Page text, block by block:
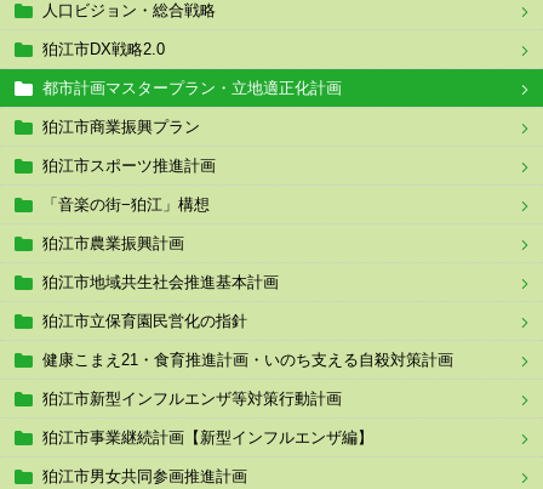
人口ビジョン・総合戦略
狛江市DX戦略2.0
都市計画マスタープラン・立地適正化計画
狛江市商業振興プラン
狛江市スポーツ推進計画
「音楽の街−狛江」構想
狛江市農業振興計画
狛江市地域共生社会推進基本計画
狛江市立保育園民営化の指針
健康こまえ21・食育推進計画・いのち支える自殺対策計画
狛江市新型インフルエンザ等対策行動計画
狛江市事業継続計画【新型インフルエンザ編】
狛江市男女共同参画推進計画